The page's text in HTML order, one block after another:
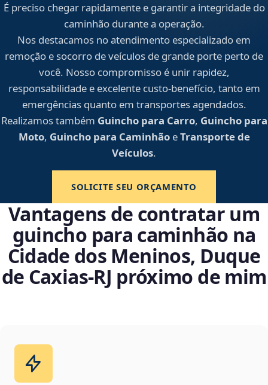
É preciso chegar rapidamente e garantir a integridade do
caminhão durante a operação.
Nos destacamos no atendimento especializado em
remoção e socorro de veículos de grande porte perto de
você. Nosso compromisso é unir rapidez,
responsabilidade e excelente custo-benefício, tanto em
emergências quanto em transportes agendados.
Realizamos também Guincho para Carro, Guincho para
Moto, Guincho para CaminhãoeTransporte de
Veículos.
SOLICITE SEU ORÇAMENTO
Vantagens de contratar um
guincho para caminhão na
Cidade dos Meninos, Duque
de Caxias‑RJ próximo de mim